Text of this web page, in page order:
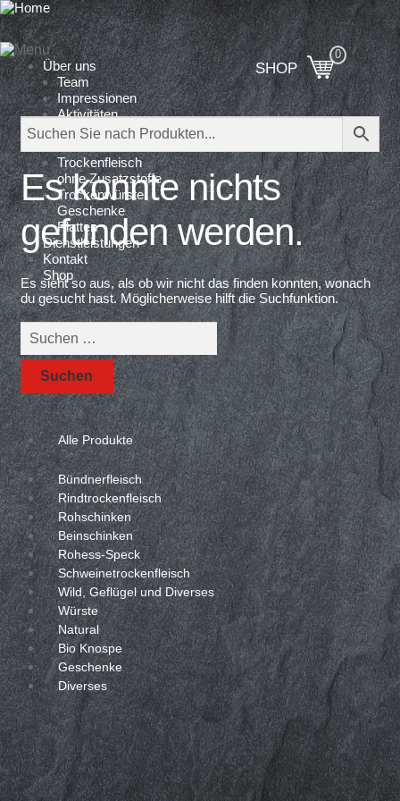
SHOP
Über uns
Team
Impressionen
Aktivitäten
Produktion
Trockenfleisch
ohne Zusatzstoffe
Trockenwürste
Geschenke
Platten
Dienstleistungen
Kontakt
Shop
Es konnte nichts
gefunden werden.
Es sieht so aus, als ob wir nicht das finden konnten, wonach
du gesucht hast. Möglicherweise hilft die Suchfunktion.
Suchen
nach:
Alle Produkte
Bündnerfleisch
Rindtrockenfleisch
Rohschinken
Beinschinken
Rohess-Speck
Schweinetrockenfleisch
Wild, Geflügel und Diverses
Würste
Natural
Bio Knospe
Geschenke
Diverses